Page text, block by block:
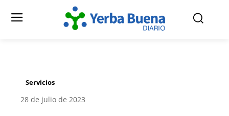
Servicios
28 de julio de 2023